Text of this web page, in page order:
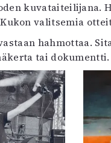
kuvataiteilijana.
valitsemia
hahmottaa.
tai